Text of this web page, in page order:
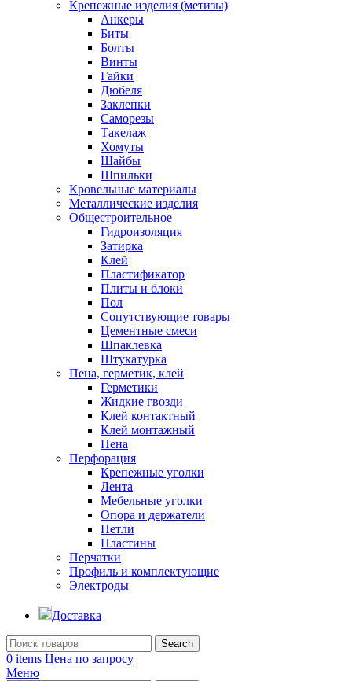
Крепежные изделия (метизы)
Анкеры
Биты
Болты
Винты
Гайки
Дюбеля
Заклепки
Саморезы
Такелаж
Хомуты
Шайбы
Шпильки
Кровельные материалы
Металлические изделия
Общестроительное
Гидроизоляция
Затирка
Клей
Пластификатор
Плиты и блоки
Пол
Сопутствующие товары
Цементные смеси
Шпаклевка
Штукатурка
Пена, герметик, клей
Герметики
Жидкие гвозди
Клей контактный
Клей монтажный
Пена
Перфорация
Крепежные уголки
Лента
Мебельные уголки
Опора и держатели
Петли
Пластины
Перчатки
Профиль и комплектующие
Электроды
Доставка
Search
0 items Цена по запросу
Меню